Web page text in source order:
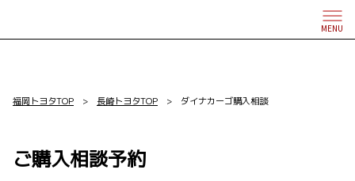
MENU
福岡トヨタTOP > 長崎トヨタTOP > ダイナカーゴ購入相談
ご購入相談予約